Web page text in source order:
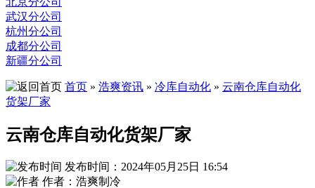
武汉分公司
杭州分公司
成都分公司
新疆分公司
首页 » 浩爽资讯 » 冷库自动化 » 云南仓库自动化
货架厂家
云南仓库自动化货架厂家
发布时间：2024年05月25日 16:54
作者：浩爽制冷